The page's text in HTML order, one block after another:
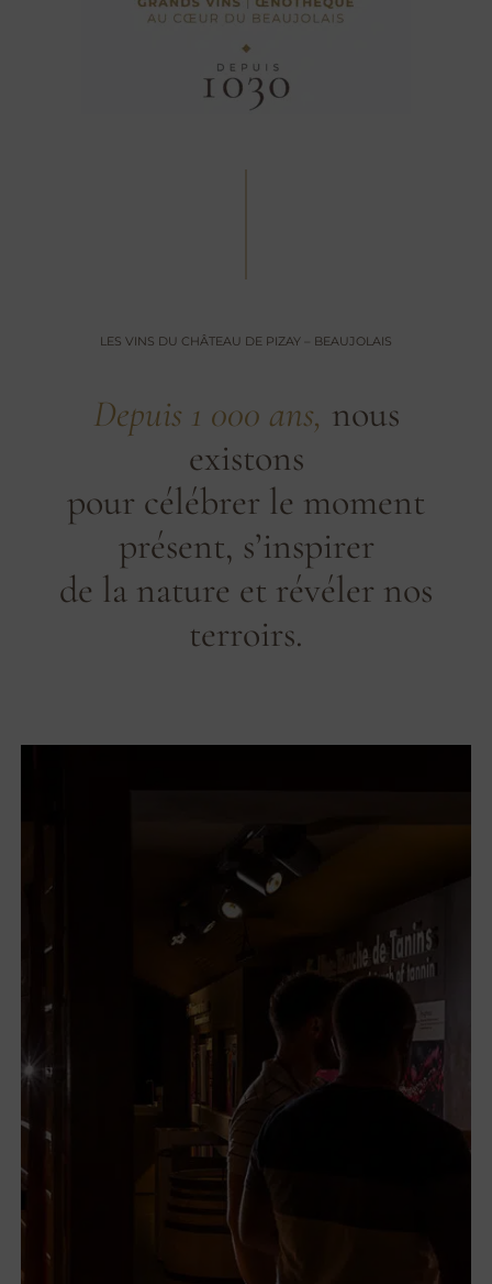
LES VINS DU CHÂTEAU DE PIZAY – BEAUJOLAIS
Depuis 1 000 ans, nous
existons
pour célébrer le moment
présent, s’inspirer
de la nature et révéler nos
terroirs.